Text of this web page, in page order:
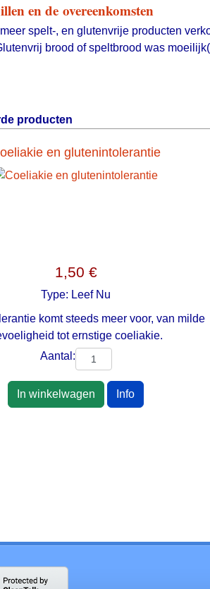
en de overeenkomsten
spelt-, en glutenvrije producten
brood of speltbrood was
producten
en glutenintolerantie
1,50 €
Type: Leef Nu
komt steeds meer voor, van milde
tot ernstige coeliakie.
Aantal:
In winkelwagen Info